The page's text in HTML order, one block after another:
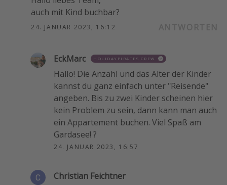
auch mit Kind buchbar?
24. JANUAR 2023, 16:12
EckMarc HOLIDAYPIRATES CREW
Hallo! Die Anzahl und das Alter der Kinder
kannst du ganz einfach unter "Reisende"
angeben. Bis zu zwei Kinder scheinen hier
kein Problem zu sein, dann kann man auch
ein Appartement buchen. Viel Spaß am
Gardasee! ?
24. JANUAR 2023, 16:57
Christian Feichtner